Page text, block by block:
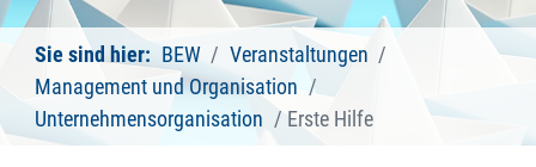
Sie sind hier: BEW
Veranstaltungen
Management und Organisation
Unternehmensorganisation
Erste Hilfe